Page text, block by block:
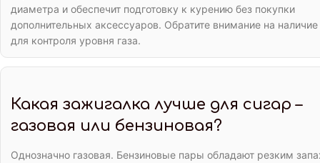
диаметра и обеспечит подготовку к курению без покупки
дополнительных аксессуаров. Обратите внимание на
для контроля уровня газа.
Какая зажигалка лучше для сигар –
газовая или бензиновая?
Однозначно газовая. Бензиновые пары обладают резким